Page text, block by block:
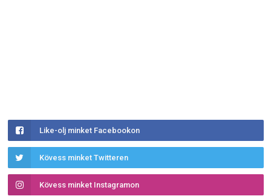
Like-olj minket Facebookon
Kövess minket Twitteren
Kövess minket Instagramon